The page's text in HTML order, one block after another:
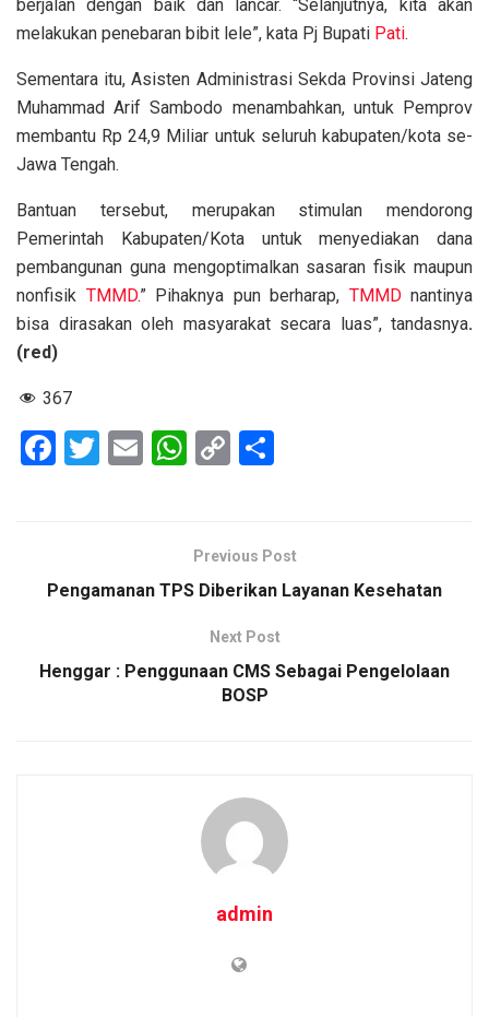
berjalan dengan baik dan lancar. “Selanjutnya, kita akan
melakukan penebaran bibit lele”, kata Pj Bupati Pati.
Sementara itu, Asisten Administrasi Sekda Provinsi Jateng
Muhammad Arif Sambodo menambahkan, untuk Pemprov
membantu Rp 24,9 Miliar untuk seluruh kabupaten/kota se-
Jawa Tengah.
Bantuan tersebut, merupakan stimulan mendorong
Pemerintah Kabupaten/Kota untuk menyediakan dana
pembangunan guna mengoptimalkan sasaran fisik maupun
nonfisik TMMD.” Pihaknya pun berharap, TMMDnantinya
bisa dirasakan oleh masyarakat secara luas”, tandasnya.
(red)
367
F
o
k
T
E
W
s
A
p
C
Li
n
k
e
Previous Post
Pengamanan TPS Diberikan Layanan Kesehatan
Next Post
Henggar : Penggunaan CMS Sebagai Pengelolaan
BOSP
admin